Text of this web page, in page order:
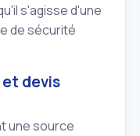
s'agisse d'une
de sécurité
devis
une source